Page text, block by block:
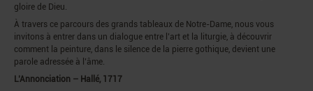
gloire de Dieu.
À travers ce parcours des grands tableaux de Notre-Dame, nous vous
invitons à entrer dans un dialogue entre l’art et la liturgie, à découvrir
comment la peinture, dans le silence de la pierre gothique, devient une
parole adressée à l’âme.
L’Annonciation – Hallé, 1717